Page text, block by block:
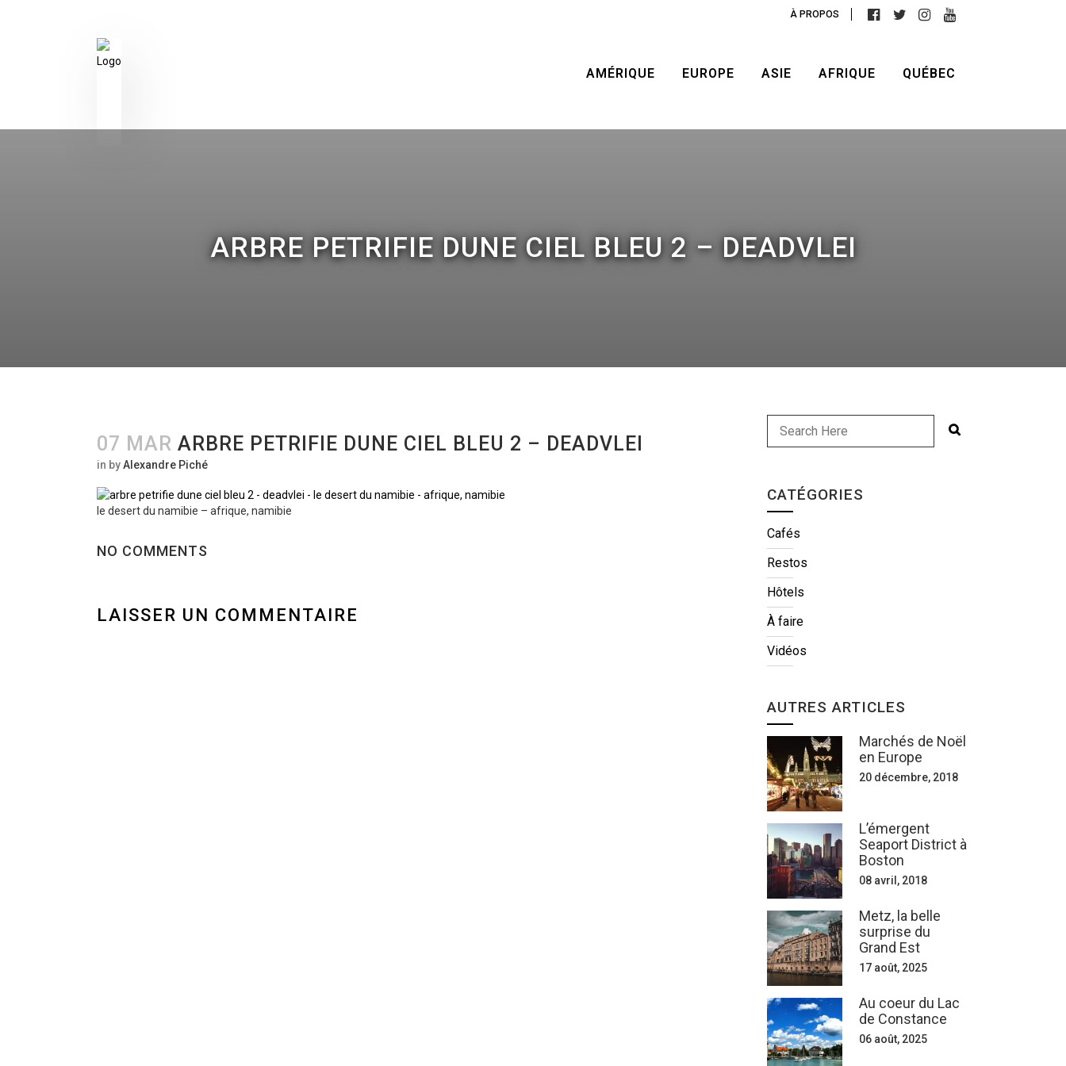
À PROPOS
AMÉRIQUE EUROPE ASIE AFRIQUE QUÉBEC
ARBRE PETRIFIE DUNE CIEL BLEU 2 – DEADVLEI
07 MAR ARBRE PETRIFIE DUNE CIEL BLEU 2 – DEADVLEI
in byAlexandre Piché
le desert du namibie – afrique, namibie
NO COMMENTS
LAISSER UN COMMENTAIRE
CATÉGORIES
Cafés
Restos
Hôtels
À faire
Vidéos
AUTRES ARTICLES
Marchés de Noël
en Europe
20 décembre, 2018
L’émergent
Seaport District à
Boston
08 avril, 2018
Metz, la belle
surprise du
Grand Est
17 août, 2025
Au coeur du Lac
de Constance
06 août, 2025